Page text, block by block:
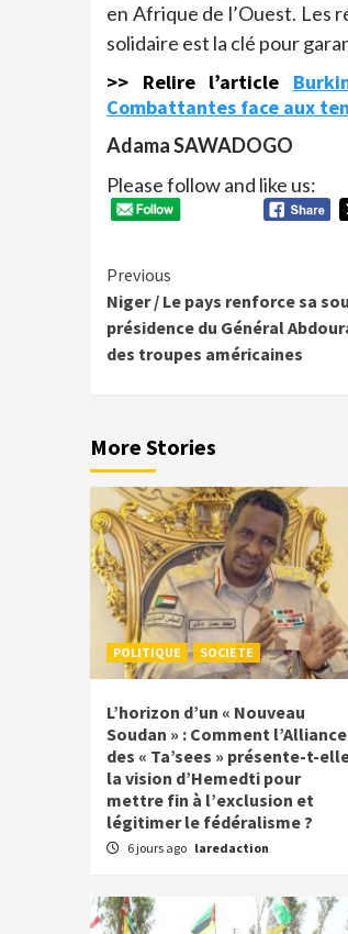
en Afrique de l’Ouest. Les
solidaire est la clé pour
>> Relire l’article
Combattantes face aux
Adama SAWADOGO
Please follow and like us:
Continue
Reading
Previous
Niger / Le pays renforce sa
présidence du Général
des troupes américaines
More Stories
POLITIQUE SOCIETE
L’horizon d’un « Nouveau
Soudan » : Comment l’Alliance
des « Ta’sees » présente-t-
la vision d’Hemedti pour
mettre fin à l’exclusion et
légitimer le fédéralisme ?
6 jours ago laredaction